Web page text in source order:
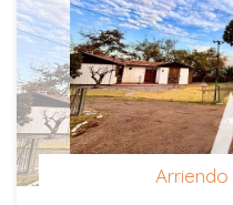
Arriendo